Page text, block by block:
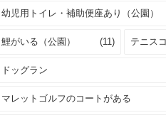
幼児用トイレ・補助便座あり（公園）
鯉がいる（公園） (11) テニス
ドッグラン
マレットゴルフのコートがある